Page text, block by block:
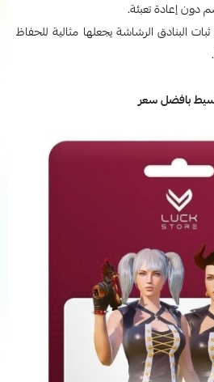
دون إعادة تعبئة.
الرشاشة يجعلها مثالية للحفاظ
بافضل سعر